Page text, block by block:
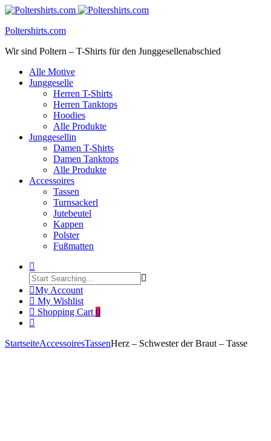
Poltershirts.com
Wir sind Poltern – T-Shirts für den Junggesellenabschied
Alle Motive
Junggeselle
Herren T-Shirts
Herren Tanktops
Hoodies
Alle Produkte
Junggesellin
Damen T-Shirts
Damen Tanktops
Alle Produkte
Accessoires
Tassen
Turnsackerl
Jutebeutel
Kappen
Polster
Fußmatten
My Account
My Wishlist
Shopping Cart 0
StartseiteAccessoiresTassenHerz – Schwester der Braut – Tasse